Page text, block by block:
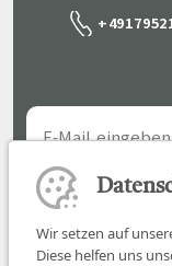
Wir setzen auf
Diese helfen uns